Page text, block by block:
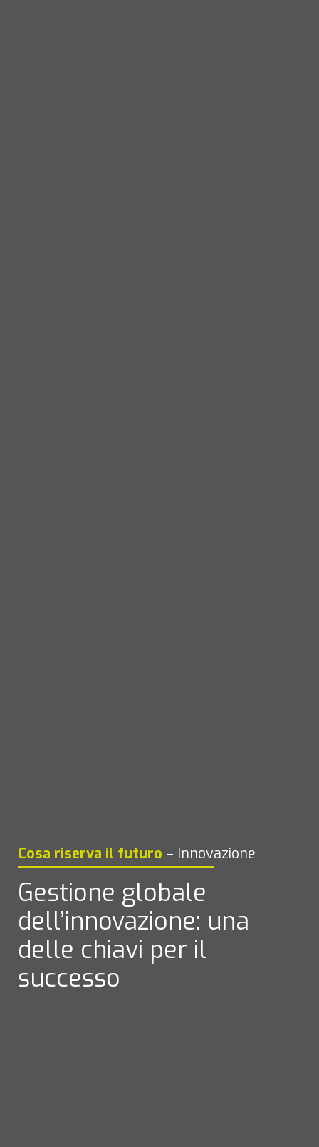
Cosa riserva il futuro – Innovazione
Gestione globale
dell’innovazione: una
delle chiavi per il
successo